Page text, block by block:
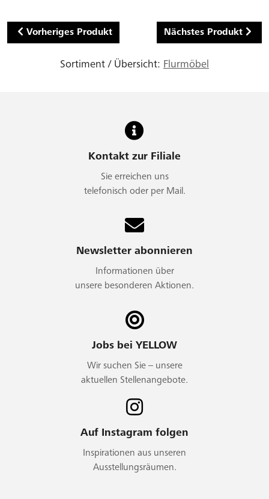
Vorheriges Produkt Nächstes Produkt
Sortiment / Übersicht: Flurmöbel
Kontakt zur Filiale
Sie erreichen uns
telefonisch oder per Mail.
Newsletter abonnieren
Informationen über
unsere besonderen Aktionen.
Jobs bei YELLOW
Wir suchen Sie – unsere
aktuellen Stellenangebote.
Auf Instagram folgen
Inspirationen aus unseren
Ausstellungsräumen.